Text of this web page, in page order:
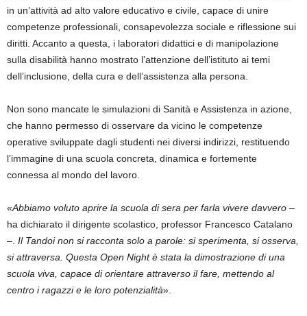
in un’attività ad alto valore educativo e civile, capace di unire
competenze professionali, consapevolezza sociale e riflessione sui
diritti. Accanto a questa, i laboratori didattici e di manipolazione
sulla disabilità hanno mostrato l’attenzione dell’istituto ai temi
dell’inclusione, della cura e dell’assistenza alla persona.
Non sono mancate le simulazioni di Sanità e Assistenza in azione,
che hanno permesso di osservare da vicino le competenze
operative sviluppate dagli studenti nei diversi indirizzi, restituendo
l’immagine di una scuola concreta, dinamica e fortemente
connessa al mondo del lavoro.
«Abbiamo voluto aprire la scuola di sera per farla vivere davvero –
ha dichiarato il dirigente scolastico, professor Francesco Catalano
–. Il Tandoinon si racconta solo a parole: si sperimenta, si osserva,
si attraversa. Questa Open Night è stata la dimostrazione di una
scuola viva, capace di orientare attraverso il fare, mettendo al
centro i ragazzi e le loro potenzialità».